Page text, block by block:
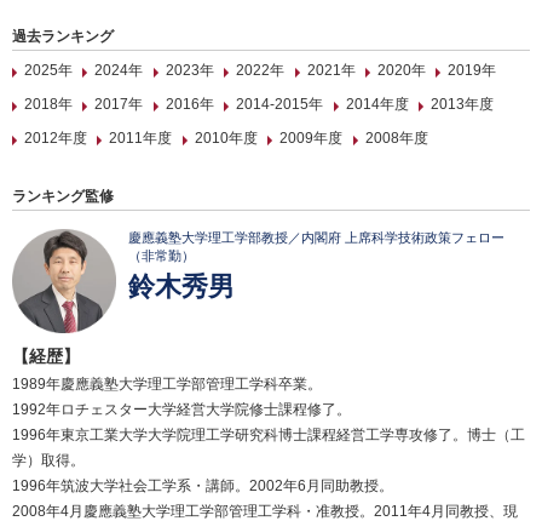
過去ランキング
2025年
2024年 2023年 2022年 2021年 2020年
2019年
2018年
2017年 2016年 2014-2015年 2014年度
2013年度
2012年度
2011年度 2010年度 2009年度 2008年度
ランキング監修
慶應義塾大学理工学部教授／内閣府 上席科学技術政策フェロー
（非常勤）
鈴木秀男
【経歴】
1989年慶應義塾大学理工学部管理工学科卒業。
1992年ロチェスター大学経営大学院修士課程修了。
1996年東京工業大学大学院理工学研究科博士課程経営工学専攻修了。博士（工
学）取得。
1996年筑波大学社会工学系・講師。2002年6月同助教授。
2008年4月慶應義塾大学理工学部管理工学科・准教授。2011年4月同教授、現